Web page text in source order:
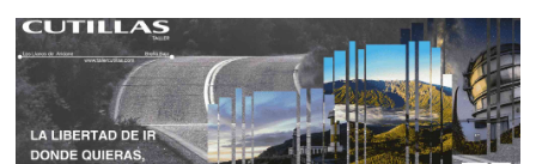
Saltar
contenido